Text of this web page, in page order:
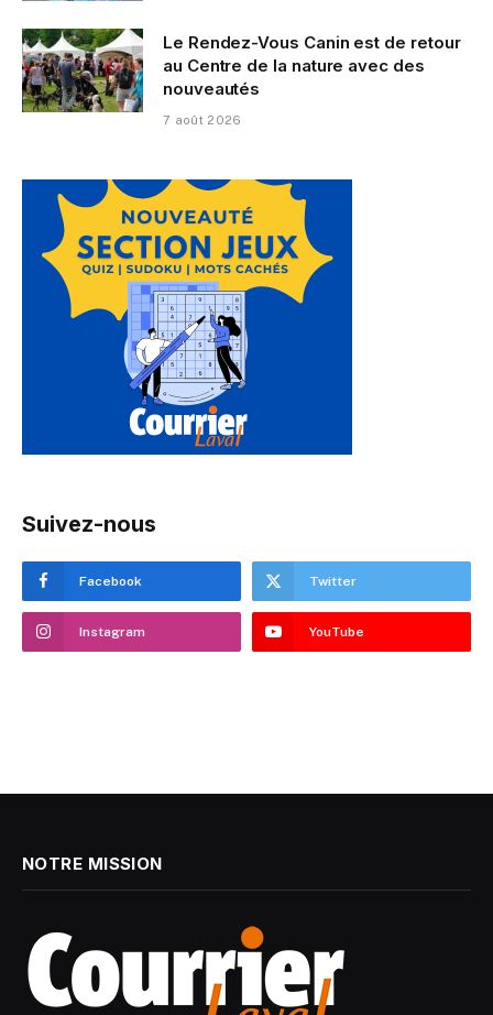
Le Rendez-Vous Canin est de retour
au Centre de la nature avec des
nouveautés
7 août 2026
Suivez-nous
Facebook Twitter
Instagram YouTube
NOTRE MISSION